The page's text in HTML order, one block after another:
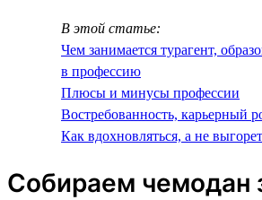
В этой статье:
Чем занимается турагент,
в профессию
Плюсы и минусы профессии
Востребованность, карьерный
Как вдохновляться, а не
Собираем чемодан